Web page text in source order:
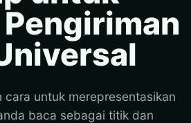
cara untuk merepresentasikan
baca sebagai titik dan